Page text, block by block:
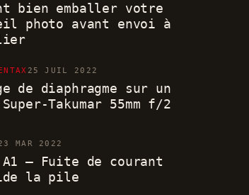
bien emballer votre
photo avant envoi à
25 JUIL 2022
de diaphragme sur un
Takumar 55mm f/2
MAR 2022
A1 – Fuite de courant
la pile